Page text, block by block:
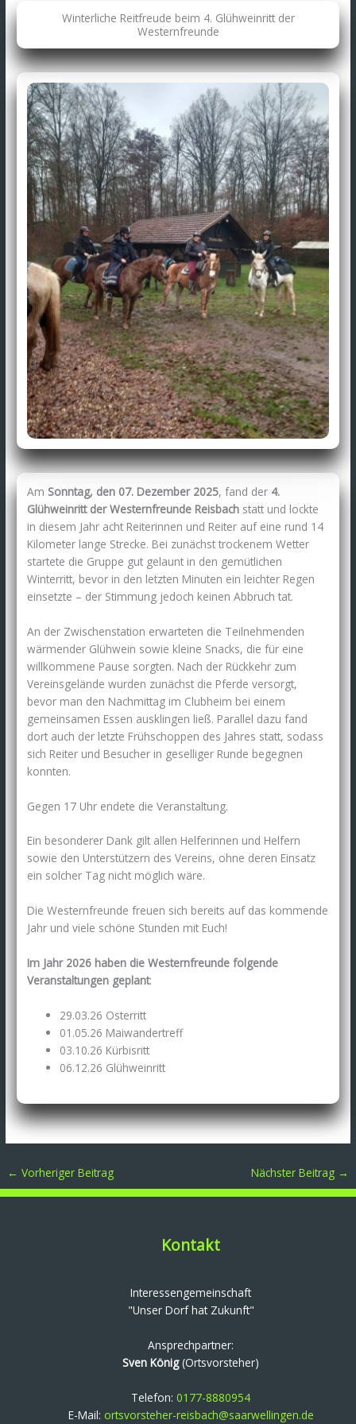
Winterliche Reitfreude beim 4. Glühweinritt der
Westernfreunde
Am Sonntag, den 07. Dezember 2025, fand der 4.
Glühweinritt der Westernfreunde Reisbach statt und lockte
in diesem Jahr acht Reiterinnen und Reiter auf eine rund 14
Kilometer lange Strecke. Bei zunächst trockenem Wetter
startete die Gruppe gut gelaunt in den gemütlichen
Winterritt, bevor in den letzten Minuten ein leichter Regen
einsetzte – der Stimmung jedoch keinen Abbruch tat.
An der Zwischenstation erwarteten die Teilnehmenden
wärmender Glühwein sowie kleine Snacks, die für eine
willkommene Pause sorgten. Nach der Rückkehr zum
Vereinsgelände wurden zunächst die Pferde versorgt,
bevor man den Nachmittag im Clubheim bei einem
gemeinsamen Essen ausklingen ließ. Parallel dazu fand
dort auch der letzte Frühschoppen des Jahres statt, sodass
sich Reiter und Besucher in geselliger Runde begegnen
konnten.
Gegen 17 Uhr endete die Veranstaltung.
Ein besonderer Dank gilt allen Helferinnen und Helfern
sowie den Unterstützern des Vereins, ohne deren Einsatz
ein solcher Tag nicht möglich wäre.
Die Westernfreunde freuen sich bereits auf das kommende
Jahr und viele schöne Stunden mit Euch!
Im Jahr 2026 haben die Westernfreunde folgende
Veranstaltungen geplant:
29.03.26 Osterritt
01.05.26 Maiwandertreff
03.10.26 Kürbisritt
06.12.26 Glühweinritt
← Vorheriger Beitrag Nächster Beitrag →
Kontakt
Interessengemeinschaft
"Unser Dorf hat Zukunft"
Ansprechpartner:
Sven König(Ortsvorsteher)
Telefon:0177-8880954
E-Mail: ortsvorsteher-reisbach@saarwellingen.de